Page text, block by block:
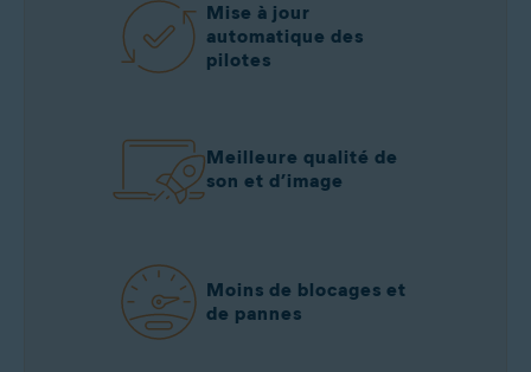
Mise à jour
automatique des
pilotes
Meilleure qualité de
son et d’image
Moins de blocages et
de pannes